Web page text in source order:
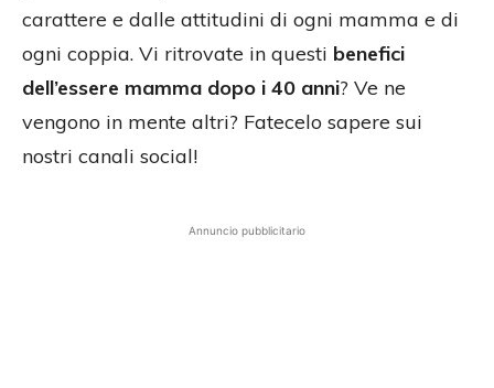
carattere e dalle attitudini di ogni mamma e di
ogni coppia. Vi ritrovate in questi benefici
dell’essere mamma dopo i 40 anni? Ve ne
vengono in mente altri? Fatecelo sapere sui
nostri canali social!
Annuncio pubblicitario